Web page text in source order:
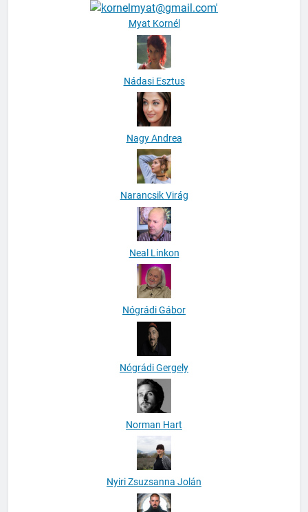
Myat Kornél
Nádasi Esztus
Nagy Andrea
Narancsik Virág
Neal Linkon
Nógrádi Gábor
Nógrádi Gergely
Norman Hart
Nyiri Zsuzsanna Jolán